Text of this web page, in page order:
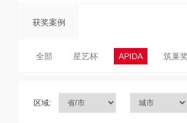
获奖案例
全部 星艺杯 APIDA 筑巢奖
区域: